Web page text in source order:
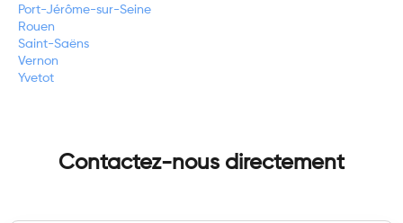
Port-Jérôme-sur-Seine
Rouen
Saint-Saëns
Vernon
Yvetot
Contactez-nous directement